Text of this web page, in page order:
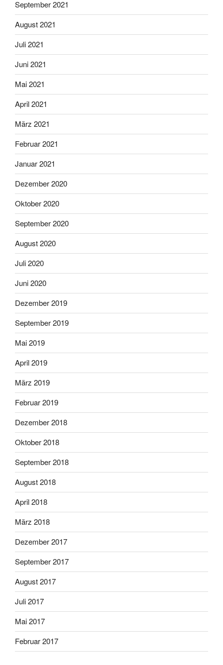
September 2021
August 2021
Juli 2021
Juni 2021
Mai 2021
April 2021
März 2021
Februar 2021
Januar 2021
Dezember 2020
Oktober 2020
September 2020
August 2020
Juli 2020
Juni 2020
Dezember 2019
September 2019
Mai 2019
April 2019
März 2019
Februar 2019
Dezember 2018
Oktober 2018
September 2018
August 2018
April 2018
März 2018
Dezember 2017
September 2017
August 2017
Juli 2017
Mai 2017
Februar 2017